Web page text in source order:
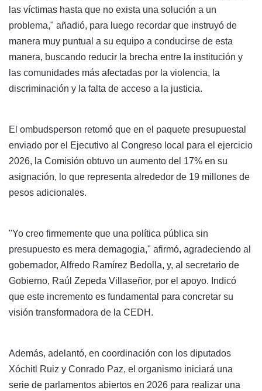
las víctimas hasta que no exista una solución a un
problema," añadió, para luego recordar que instruyó de
manera muy puntual a su equipo a conducirse de esta
manera, buscando reducir la brecha entre la institución y
las comunidades más afectadas por la violencia, la
discriminación y la falta de acceso a la justicia.
El ombudsperson retomó que en el paquete presupuestal
enviado por el Ejecutivo al Congreso local para el ejercicio
2026, la Comisión obtuvo un aumento del 17% en su
asignación, lo que representa alrededor de 19 millones de
pesos adicionales.
"Yo creo firmemente que una política pública sin
presupuesto es mera demagogia," afirmó, agradeciendo al
gobernador, Alfredo Ramírez Bedolla, y, al secretario de
Gobierno, Raúl Zepeda Villaseñor, por el apoyo. Indicó
que este incremento es fundamental para concretar su
visión transformadora de la CEDH.
Además, adelantó, en coordinación con los diputados
Xóchitl Ruiz y Conrado Paz, el organismo iniciará una
serie de parlamentos abiertos en 2026 para realizar una